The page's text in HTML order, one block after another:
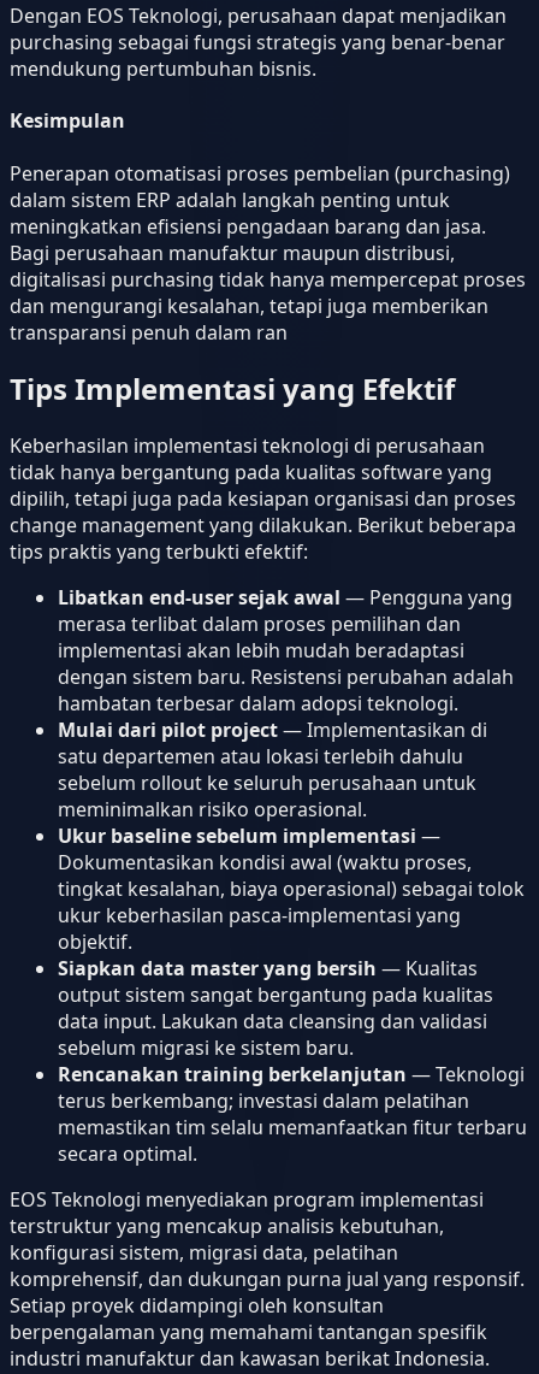
Dengan EOS Teknologi, perusahaan dapat menjadikan
purchasing sebagai fungsi strategis yang benar-benar
mendukung pertumbuhan bisnis.
Kesimpulan
Penerapan otomatisasi proses pembelian (purchasing)
dalam sistem ERP adalah langkah penting untuk
meningkatkan efisiensi pengadaan barang dan jasa.
Bagi perusahaan manufaktur maupun distribusi,
digitalisasi purchasing tidak hanya mempercepat proses
dan mengurangi kesalahan, tetapi juga memberikan
transparansi penuh dalam ran
Tips Implementasi yang Efektif
Keberhasilan implementasi teknologi di perusahaan
tidak hanya bergantung pada kualitas software yang
dipilih, tetapi juga pada kesiapan organisasi dan proses
change management yang dilakukan. Berikut beberapa
tips praktis yang terbukti efektif:
Libatkan end-user sejak awal — Pengguna yang
merasa terlibat dalam proses pemilihan dan
implementasi akan lebih mudah beradaptasi
dengan sistem baru. Resistensi perubahan adalah
hambatan terbesar dalam adopsi teknologi.
Mulai dari pilot project— Implementasikan di
satu departemen atau lokasi terlebih dahulu
sebelum rollout ke seluruh perusahaan untuk
meminimalkan risiko operasional.
Ukur baseline sebelum implementasi —
Dokumentasikan kondisi awal (waktu proses,
tingkat kesalahan, biaya operasional) sebagai tolok
ukur keberhasilan pasca-implementasi yang
objektif.
Siapkan data master yang bersih — Kualitas
output sistem sangat bergantung pada kualitas
data input. Lakukan data cleansing dan validasi
sebelum migrasi ke sistem baru.
Rencanakan training berkelanjutan — Teknologi
terus berkembang; investasi dalam pelatihan
memastikan tim selalu memanfaatkan fitur terbaru
secara optimal.
EOS Teknologi menyediakan program implementasi
terstruktur yang mencakup analisis kebutuhan,
konfigurasi sistem, migrasi data, pelatihan
komprehensif, dan dukungan purna jual yang responsif.
Setiap proyek didampingi oleh konsultan
berpengalaman yang memahami tantangan spesifik
industri manufaktur dan kawasan berikat Indonesia.